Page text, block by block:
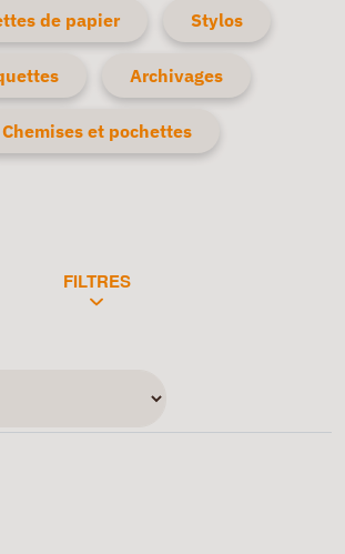
de papier Stylos
Archivages
Chemises et pochettes
FILTRES